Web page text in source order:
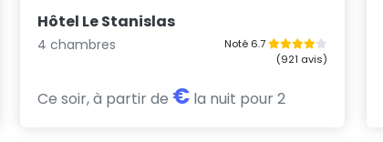
Hôtel Le Stanislas
4 chambres
Noté 6.7
(921 avis)
Ce soir, à partir de € la nuit pour 2